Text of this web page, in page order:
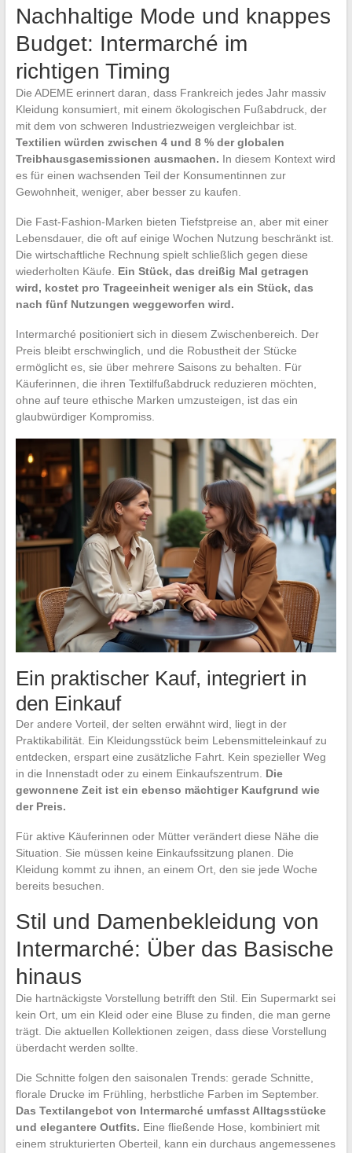
Nachhaltige Mode und knappes
Budget: Intermarché im
richtigen Timing
Die ADEME erinnert daran, dass Frankreich jedes Jahr massiv
Kleidung konsumiert, mit einem ökologischen Fußabdruck, der
mit dem von schweren Industriezweigen vergleichbar ist.
Textilien würden zwischen 4 und 8 % der globalen
Treibhausgasemissionen ausmachen. In diesem Kontext wird
es für einen wachsenden Teil der Konsumentinnen zur
Gewohnheit, weniger, aber besser zu kaufen.
Die Fast-Fashion-Marken bieten Tiefstpreise an, aber mit einer
Lebensdauer, die oft auf einige Wochen Nutzung beschränkt ist.
Die wirtschaftliche Rechnung spielt schließlich gegen diese
wiederholten Käufe. Ein Stück, das dreißig Mal getragen
wird, kostet pro Trageeinheit weniger als ein Stück, das
nach fünf Nutzungen weggeworfen wird.
Intermarché positioniert sich in diesem Zwischenbereich. Der
Preis bleibt erschwinglich, und die Robustheit der Stücke
ermöglicht es, sie über mehrere Saisons zu behalten. Für
Käuferinnen, die ihren Textilfußabdruck reduzieren möchten,
ohne auf teure ethische Marken umzusteigen, ist das ein
glaubwürdiger Kompromiss.
Ein praktischer Kauf, integriert in
den Einkauf
Der andere Vorteil, der selten erwähnt wird, liegt in der
Praktikabilität. Ein Kleidungsstück beim Lebensmitteleinkauf zu
entdecken, erspart eine zusätzliche Fahrt. Kein spezieller Weg
in die Innenstadt oder zu einem Einkaufszentrum. Die
gewonnene Zeit ist ein ebenso mächtiger Kaufgrund wie
der Preis.
Für aktive Käuferinnen oder Mütter verändert diese Nähe die
Situation. Sie müssen keine Einkaufssitzung planen. Die
Kleidung kommt zu ihnen, an einem Ort, den sie jede Woche
bereits besuchen.
Stil und Damenbekleidung von
Intermarché: Über das Basische
hinaus
Die hartnäckigste Vorstellung betrifft den Stil. Ein Supermarkt sei
kein Ort, um ein Kleid oder eine Bluse zu finden, die man gerne
trägt. Die aktuellen Kollektionen zeigen, dass diese Vorstellung
überdacht werden sollte.
Die Schnitte folgen den saisonalen Trends: gerade Schnitte,
florale Drucke im Frühling, herbstliche Farben im September.
Das Textilangebot von Intermarché umfasst Alltagsstücke
und elegantere Outfits. Eine fließende Hose, kombiniert mit
einem strukturierten Oberteil, kann ein durchaus angemessenes